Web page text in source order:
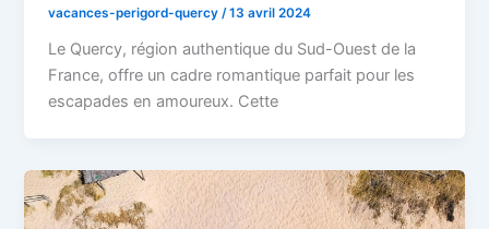
vacances-perigord-quercy/13 avril 2024
Le Quercy, région authentique du Sud-Ouest de la
France, offre un cadre romantique parfait pour les
escapades en amoureux. Cette